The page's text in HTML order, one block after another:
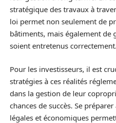
stratégique des travaux à
loi permet non seulement de
bâtiments, mais également de
soient entretenus correctement.
Pour les investisseurs, il est
stratégies à ces réalités
dans la gestion de leur
chances de succès. Se
légales et économiques